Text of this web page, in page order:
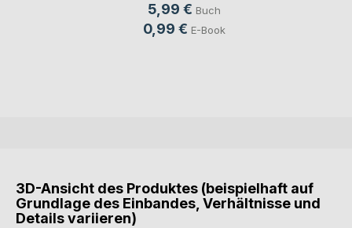
5,99 € Buch
0,99 € E-Book
3D-Ansicht des Produktes (beispielhaft auf
Grundlage des Einbandes, Verhältnisse und
Details variieren)